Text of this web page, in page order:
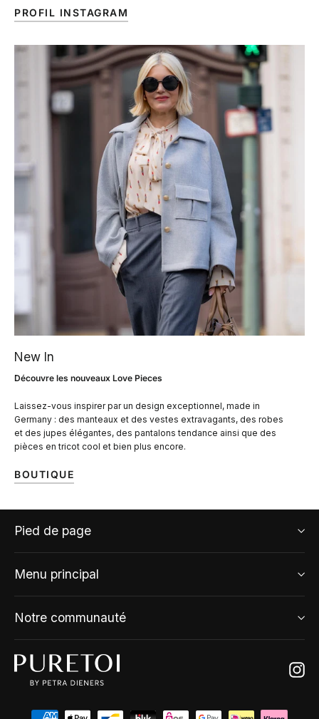
PROFIL INSTAGRAM
New In
Découvre les nouveaux Love Pieces
Laissez-vous inspirer par un design exceptionnel, made in
Germany : des manteaux et des vestes extravagants, des robes
et des jupes élégantes, des pantalons tendance ainsi que des
pièces en tricot cool et bien plus encore.
BOUTIQUE
Pied de page
Menu principal
Notre communauté